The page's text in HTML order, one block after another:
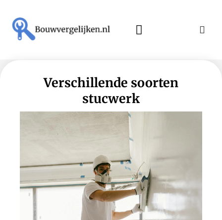
Verschillende soorten
stucwerk